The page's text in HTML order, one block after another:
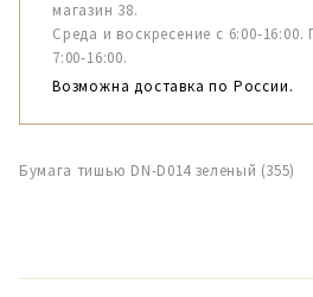
магазин 38.
Среда и воскресение с 6:00-
7:00-16:00.
Возможна доставка по России.
Бумага тишью DN-D014 зеленый (355)